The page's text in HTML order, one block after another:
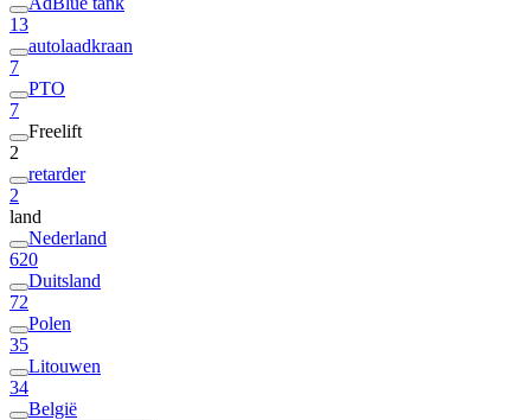
13
autolaadkraan
7
PTO
7
Freelift
2
retarder
2
land
Nederland
620
Duitsland
72
Polen
35
Litouwen
34
België